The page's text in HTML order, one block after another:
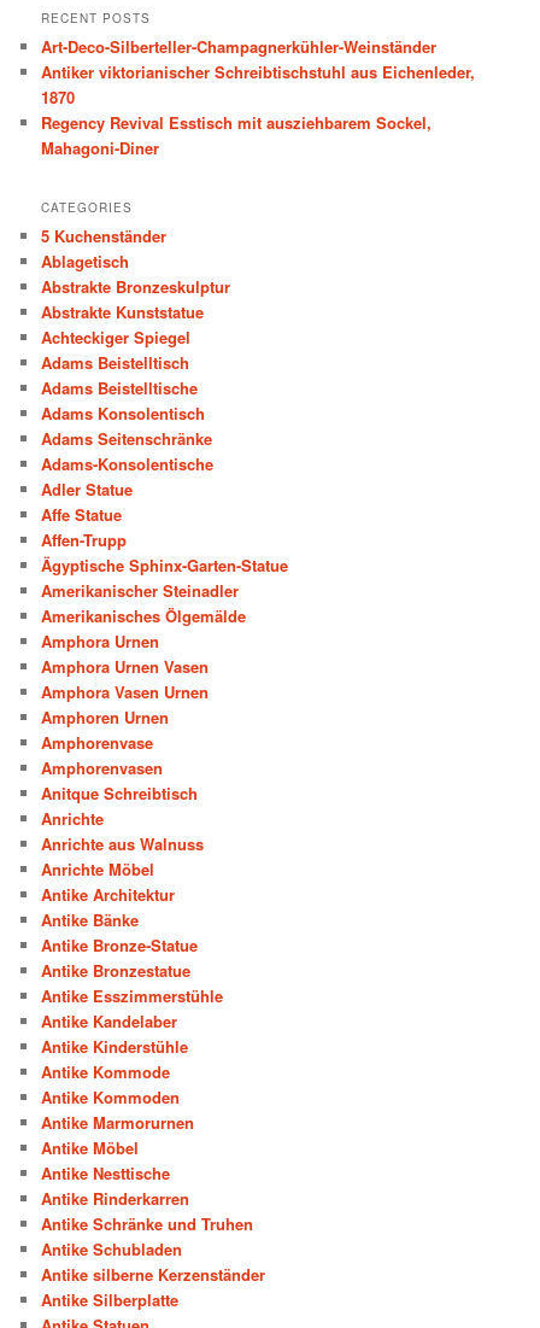
r
h
RECENT POSTS
Art-Deco-Silberteller-Champagnerkühler-Weinständer
Antiker viktorianischer Schreibtischstuhl aus Eichenleder,
1870
Regency Revival Esstisch mit ausziehbarem Sockel,
Mahagoni-Diner
CATEGORIES
5 Kuchenständer
Ablagetisch
Abstrakte Bronzeskulptur
Abstrakte Kunststatue
Achteckiger Spiegel
Adams Beistelltisch
Adams Beistelltische
Adams Konsolentisch
Adams Seitenschränke
Adams-Konsolentische
Adler Statue
Affe Statue
Affen-Trupp
Ägyptische Sphinx-Garten-Statue
Amerikanischer Steinadler
Amerikanisches Ölgemälde
Amphora Urnen
Amphora Urnen Vasen
Amphora Vasen Urnen
Amphoren Urnen
Amphorenvase
Amphorenvasen
Anitque Schreibtisch
Anrichte
Anrichte aus Walnuss
Anrichte Möbel
Antike Architektur
Antike Bänke
Antike Bronze-Statue
Antike Bronzestatue
Antike Esszimmerstühle
Antike Kandelaber
Antike Kinderstühle
Antike Kommode
Antike Kommoden
Antike Marmorurnen
Antike Möbel
Antike Nesttische
Antike Rinderkarren
Antike Schränke und Truhen
Antike Schubladen
Antike silberne Kerzenständer
Antike Silberplatte